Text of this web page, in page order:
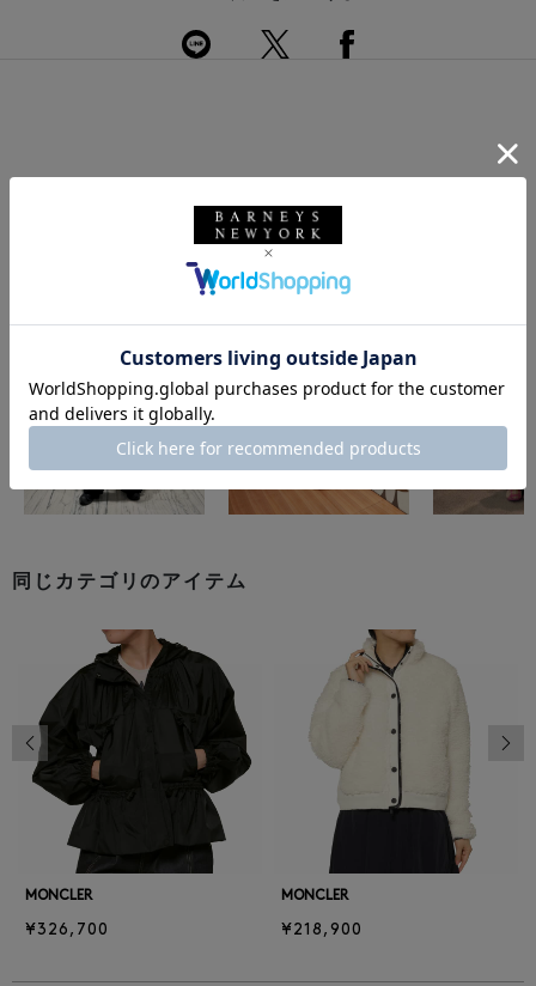
このアイテムを使用したスタイリング
同じカテゴリのアイテム
MONCLER
¥326,700
MONCLER
¥218,900
前の画像